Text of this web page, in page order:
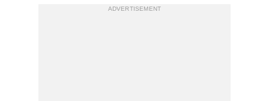
ADVERTISEMENT